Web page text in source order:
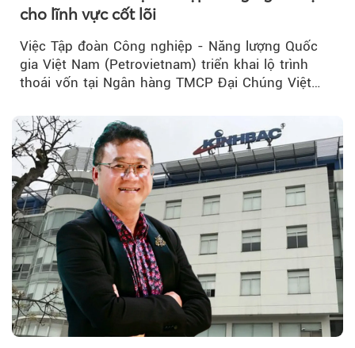
cho lĩnh vực cốt lõi
Việc Tập đoàn Công nghiệp - Năng lượng Quốc
gia Việt Nam (Petrovietnam) triển khai lộ trình
thoái vốn tại Ngân hàng TMCP Đại Chúng Việt